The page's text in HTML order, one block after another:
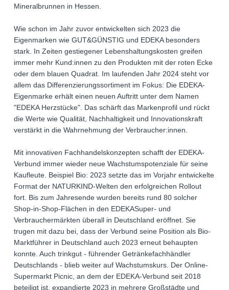
Mineralbrunnen in Hessen.
Wie schon im Jahr zuvor entwickelten sich 2023 die
Eigenmarken wie GUT&GÜNSTIG und EDEKA besonders
stark. In Zeiten gestiegener Lebenshaltungskosten greifen
immer mehr Kund:innen zu den Produkten mit der roten Ecke
oder dem blauen Quadrat. Im laufenden Jahr 2024 steht vor
allem das Differenzierungssortiment im Fokus: Die EDEKA-
Eigenmarke erhält einen neuen Auftritt unter dem Namen
"EDEKA Herzstücke". Das schärft das Markenprofil und rückt
die Werte wie Qualität, Nachhaltigkeit und Innovationskraft
verstärkt in die Wahrnehmung der Verbraucher:innen.
Mit innovativen Fachhandelskonzepten schafft der EDEKA-
Verbund immer wieder neue Wachstumspotenziale für seine
Kaufleute. Beispiel Bio: 2023 setzte das im Vorjahr entwickelte
Format der NATURKIND-Welten den erfolgreichen Rollout
fort. Bis zum Jahresende wurden bereits rund 80 solcher
Shop-in-Shop-Flächen in den EDEKASuper- und
Verbrauchermärkten überall in Deutschland eröffnet. Sie
trugen mit dazu bei, dass der Verbund seine Position als Bio-
Marktführer in Deutschland auch 2023 erneut behaupten
konnte. Auch trinkgut - führender Getränkefachhändler
Deutschlands - blieb weiter auf Wachstumskurs. Der Online-
Supermarkt Picnic, an dem der EDEKA-Verbund seit 2018
beteiligt ist, expandierte 2023 in mehrere Großstädte und